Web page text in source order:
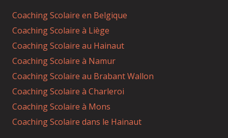
Coaching Scolaire en Belgique
Coaching Scolaire à Liège
Coaching Scolaire au Hainaut
Coaching Scolaire à Namur
Coaching Scolaire au Brabant Wallon
Coaching Scolaire à Charleroi
Coaching Scolaire à Mons
Coaching Scolaire dans le Hainaut